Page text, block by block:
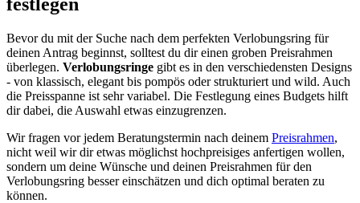
Bevor du mit der Suche nach dem perfekten Verlobungsring für
deinen Antrag beginnst, solltest du dir einen groben Preisrahmen
überlegen. Verlobungsringe gibt es in den verschiedensten Designs
- von klassisch, elegant bis pompös oder strukturiert und wild. Auch
die Preisspanne ist sehr variabel. Die Festlegung eines Budgets hilft
dir dabei, die Auswahl etwas einzugrenzen.
Wir fragen vor jedem Beratungstermin nach deinem Preisrahmen,
nicht weil wir dir etwas möglichst hochpreisiges anfertigen wollen,
sondern um deine Wünsche und deinen Preisrahmen für den
Verlobungsring besser einschätzen und dich optimal beraten zu
können.